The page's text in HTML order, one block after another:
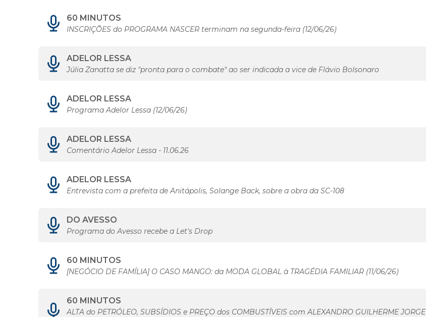
60 MINUTOS
INSCRIÇÕES do PROGRAMA NASCER terminam na segunda-feira (12/06/26)
ADELOR LESSA
Júlia Zanatta se diz "pronta para o combate" ao ser indicada a vice de Flávio Bolsonaro
ADELOR LESSA
Programa Adelor Lessa (12/06/26)
ADELOR LESSA
Comentário Adelor Lessa - 11.06.26
ADELOR LESSA
Entrevista com a prefeita de Anitápolis, Solange Back, sobre a obra da SC-108
DO AVESSO
Programa do Avesso recebe a Let's Drop
60 MINUTOS
[NEGÓCIO DE FAMÍLIA] O CASO MANGO: da MODA GLOBAL à TRAGÉDIA FAMILIAR (11/06/26)
60 MINUTOS
ALTA do PETRÓLEO, SUBSÍDIOS e PREÇO dos COMBUSTÍVEIS com ALEXANDRO GUILHERME JORGE